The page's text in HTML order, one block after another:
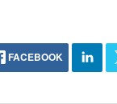
FACEBOOK